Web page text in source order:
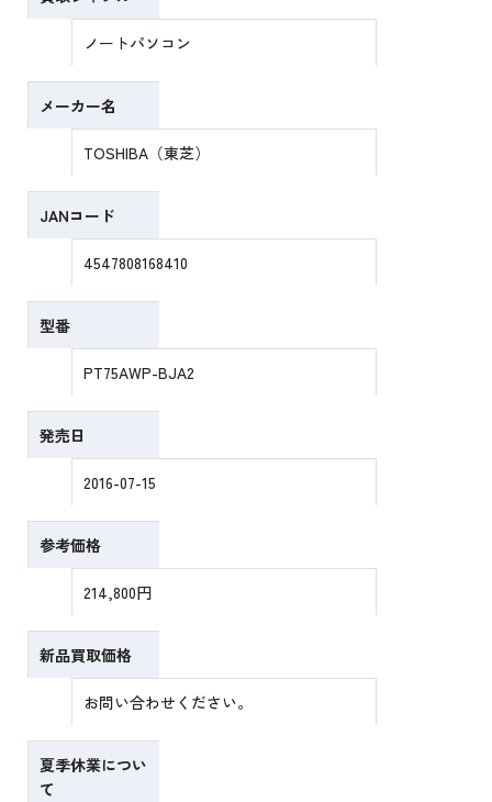
ノートパソコン
メーカー名
TOSHIBA（東芝）
JANコード
4547808168410
型番
PT75AWP-BJA2
発売日
2016-07-15
参考価格
214,800円
新品買取価格
お問い合わせください。
夏季休業につい
て